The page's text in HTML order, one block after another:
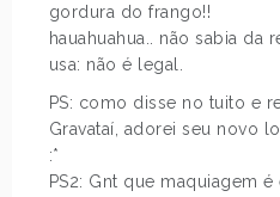
gordura do frango!!
hauahuahua.. não sabia da
usa: não é legal.
PS: como disse no tuito e
Gravataí, adorei seu novo
:*
PS2: Gnt que maquiagem é